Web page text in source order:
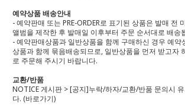
예약상품 배송안내
- 예약판매 또는 PRE-ORDER로 표기된 상품은 발매 전
앨범을 제작한 후 발매일 이후부터 주문 순서대로 배송
- 예약판매상품과 일반상품을 함께 구매하신 경우 예약
상품과 함께 묶음배송되므로, 일반상품을 먼저 받고자
로 주문해 주시기 바랍니다.
교환/반품
NOTICE 게시판 > [공지]누락/하자/교환/반품 문의시
다. (바로가기)